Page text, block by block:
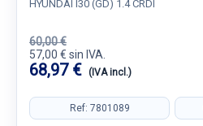
HYUNDAI I30 (GD) 1.4 CRDI
60,00 €
57,00 € sin IVA.
68,97 € (IVA incl.)
Ref: 7801089